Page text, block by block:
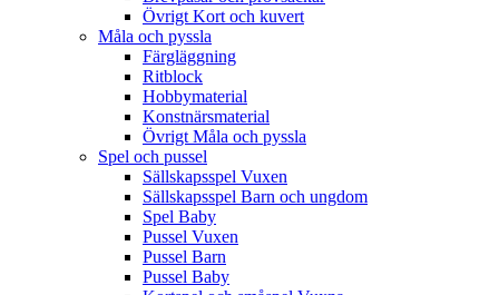
Övrigt Kort och kuvert
Måla och pyssla
Färgläggning
Ritblock
Hobbymaterial
Konstnärsmaterial
Övrigt Måla och pyssla
Spel och pussel
Sällskapsspel Vuxen
Sällskapsspel Barn och ungdom
Spel Baby
Pussel Vuxen
Pussel Barn
Pussel Baby